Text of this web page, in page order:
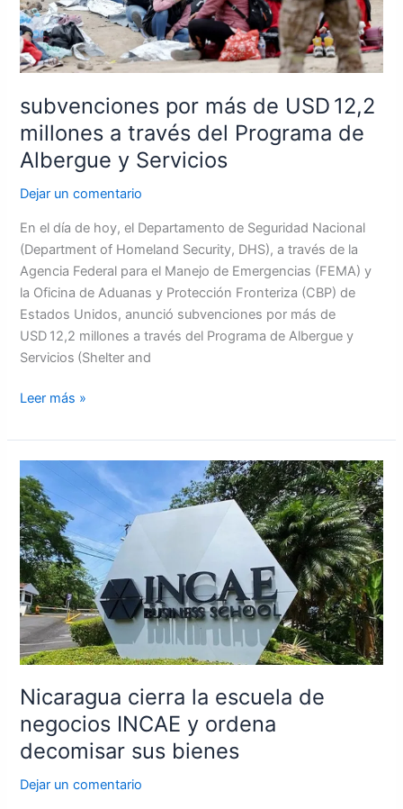
subvenciones por más de USD 12,2
millones a través del Programa de
Albergue y Servicios
Dejar un comentario
En el día de hoy, el Departamento de Seguridad Nacional
(Department of Homeland Security, DHS), a través de la
Agencia Federal para el Manejo de Emergencias (FEMA) y
la Oficina de Aduanas y Protección Fronteriza (CBP) de
Estados Unidos, anunció subvenciones por más de
USD 12,2 millones a través del Programa de Albergue y
Servicios (Shelter and
del
Programa
de
Albergue
y
Leer más »
Nicaragua cierra la escuela de
negocios INCAE y ordena
decomisar sus bienes
Dejar un comentario
Nicaragua
cierra
la
escuela
de
negocios
INCAE
y
ordena
decomisar
sus
bienes